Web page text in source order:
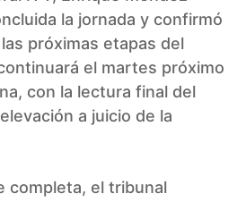
la jornada y confirmó
próximas etapas del
el martes próximo
con la lectura final del
a juicio de la
completa, el tribunal